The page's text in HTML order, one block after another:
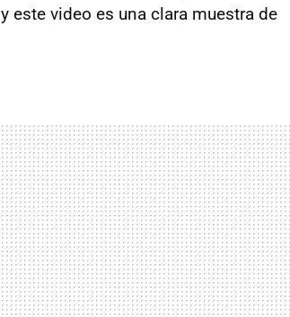
y este video es una clara muestra de